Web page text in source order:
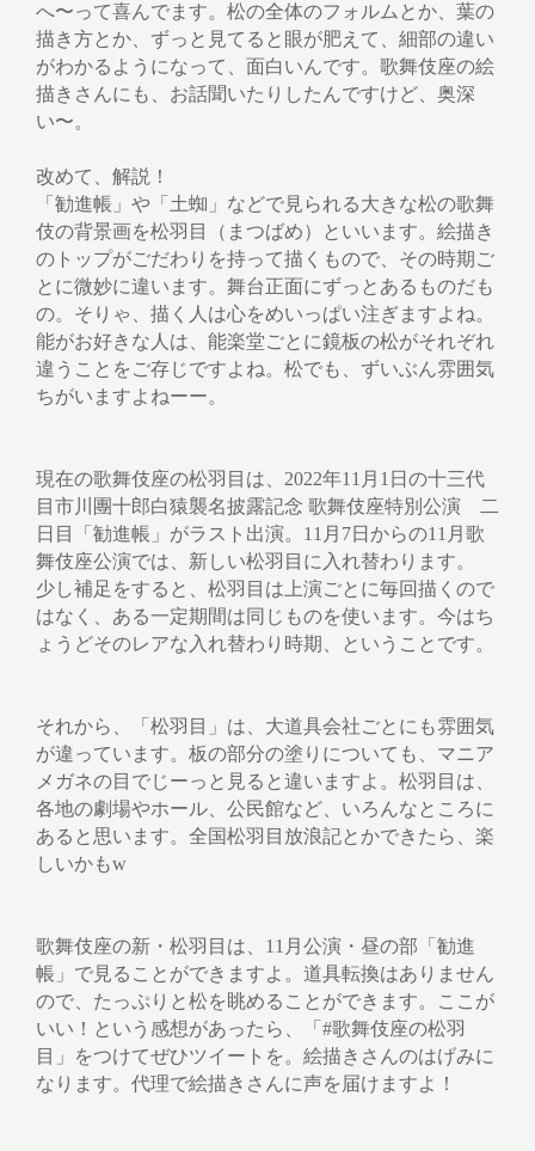
へ〜って喜んでます。松の全体のフォルムとか、葉の
描き方とか、ずっと見てると眼が肥えて、細部の違い
がわかるようになって、面白いんです。歌舞伎座の絵
描きさんにも、お話聞いたりしたんですけど、奥深
い〜。
改めて、解説！
「勧進帳」や「土蜘」などで見られる大きな松の歌舞
伎の背景画を松羽目（まつばめ）といいます。絵描き
のトップがごだわりを持って描くもので、その時期ご
とに微妙に違います。舞台正面にずっとあるものだも
の。そりゃ、描く人は心をめいっぱい注ぎますよね。
能がお好きな人は、能楽堂ごとに鏡板の松がそれぞれ
違うことをご存じですよね。松でも、ずいぶん雰囲気
ちがいますよねーー。
現在の歌舞伎座の松羽目は、2022年11月1日の十三代
目市川團十郎白猿襲名披露記念 歌舞伎座特別公演 二
日目「勧進帳」がラスト出演。11月7日からの11月歌
舞伎座公演では、新しい松羽目に入れ替わります。
少し補足をすると、松羽目は上演ごとに毎回描くので
はなく、ある一定期間は同じものを使います。今はち
ょうどそのレアな入れ替わり時期、ということです。
それから、「松羽目」は、大道具会社ごとにも雰囲気
が違っています。板の部分の塗りについても、マニア
メガネの目でじーっと見ると違いますよ。松羽目は、
各地の劇場やホール、公民館など、いろんなところに
あると思います。全国松羽目放浪記とかできたら、楽
しいかもw
歌舞伎座の新・松羽目は、11月公演・昼の部「勧進
帳」で見ることができますよ。道具転換はありません
ので、たっぷりと松を眺めることができます。ここが
いい！という感想があったら、「#歌舞伎座の松羽
目」をつけてぜひツイートを。絵描きさんのはげみに
なります。代理で絵描きさんに声を届けますよ！